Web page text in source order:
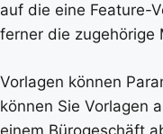
auf die eine Feature-
ferner die zugehörige
Vorlagen können
können Sie Vorlagen
einem Bürogeschäft